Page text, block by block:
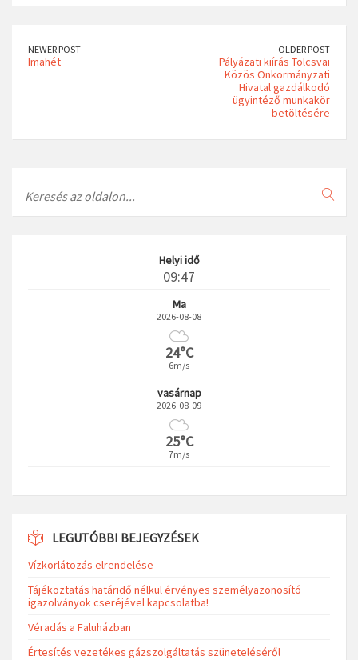
NEWER POST
Imahét
OLDER POST
Pályázati kiírás Tolcsvai
Közös Önkormányzati
Hivatal gazdálkodó
ügyintéző munkakör
betöltésére
Helyi idő
09:47
Ma
2026-08-08
24°C
6m/s
vasárnap
2026-08-09
25°C
7m/s
LEGUTÓBBI BEJEGYZÉSEK
Vízkorlátozás elrendelése
Tájékoztatás határidő nélkül érvényes személyazonosító
igazolványok cseréjével kapcsolatba!
Véradás a Faluházban
Értesítés vezetékes gázszolgáltatás szüneteléséről